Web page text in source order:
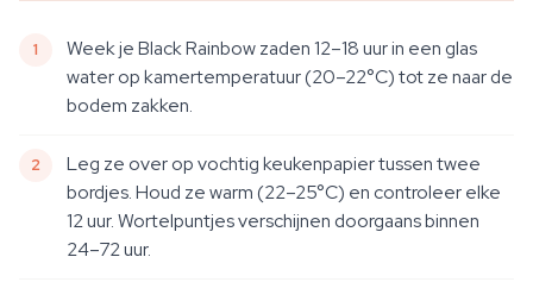
Week je Black Rainbow zaden 12–18 uur in een glas
water op kamertemperatuur (20–22°C) tot ze naar de
bodem zakken.
Leg ze over op vochtig keukenpapier tussen twee
bordjes. Houd ze warm (22–25°C) en controleer elke
12 uur. Wortelpuntjes verschijnen doorgaans binnen
24–72 uur.